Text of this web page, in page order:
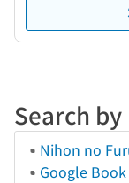
Search
Nihon no
Google